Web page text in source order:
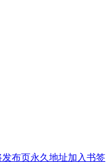
发布页永久地址加入书签